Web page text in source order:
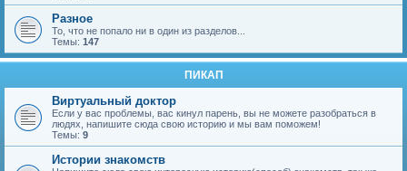
Разное
То, что не попало ни в один из разделов...
Темы: 147
ПИКАП
Виртуальный доктор
Если у вас проблемы, вас кинул парень, вы не можете разобраться в
людях, напишите сюда свою историю и мы вам поможем!
Темы: 9
Истории знакомств